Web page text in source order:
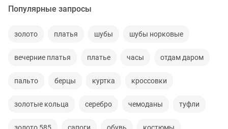
Популярные запросы
золото платья шубы шубы норковые
вечерние платья платье часы отдам даром
пальто берцы куртка кроссовки
золотые кольца серебро чемоданы туфли